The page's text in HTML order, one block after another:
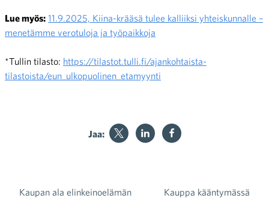
Lue myös: 11.9.2025, Kiina-krääsä tulee kalliiksi yhteiskunnalle –
menetämme verotuloja ja työpaikkoja
*Tullin tilasto: https://tilastot.tulli.fi/ajankohtaista-
tilastoista/eun_ulkopuolinen_etamyynti
Jaa:
Kaupan ala elinkeinoelämän
Kauppa kääntymässä